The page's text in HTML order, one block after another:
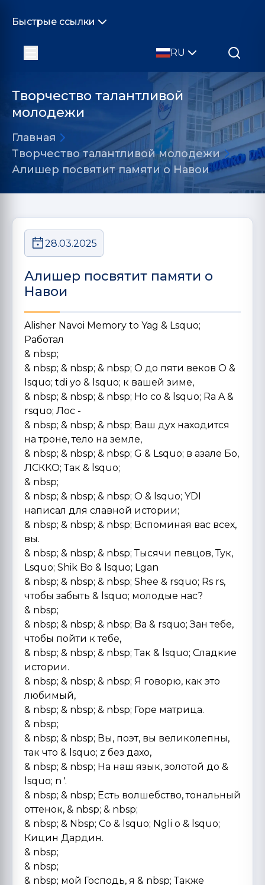
Быстрые ссылки
RU
Творчество талантливой
молодежи
Главная
Творчество талантливой молодежи
Алишер посвятит памяти о Навои
28.03.2025
Алишер посвятит памяти о
Навои
Alisher Navoi Memory to Yag & Lsquo;
Работал
& nbsp;
& nbsp; & nbsp; & nbsp; O до пяти веков O &
lsquo; tdi yo & lsquo; к вашей зиме,
& nbsp; & nbsp; & nbsp; Но co & lsquo; Ra A &
rsquo; Лос -
& nbsp; & nbsp; & nbsp; Ваш дух находится
на троне, тело на земле,
& nbsp; & nbsp; & nbsp; G & Lsquo; в азале Бо,
ЛСККО; Так & lsquo;
& nbsp;
& nbsp; & nbsp; & nbsp; O & lsquo; YDI
написал для славной истории;
& nbsp; & nbsp; & nbsp; Вспоминая вас всех,
вы.
& nbsp; & nbsp; & nbsp; Тысячи певцов, Тук,
Lsquo; Shik Bo & lsquo; Lgan
& nbsp; & nbsp; & nbsp; Shee & rsquo; Rs rs,
чтобы забыть & lsquo; молодые нас?
& nbsp;
& nbsp; & nbsp; & nbsp; Ba & rsquo; Зан тебе,
чтобы пойти к тебе,
& nbsp; & nbsp; & nbsp; Так & lsquo; Сладкие
истории.
& nbsp; & nbsp; & nbsp; Я говорю, как это
любимый,
& nbsp; & nbsp; & nbsp; Горе матрица.
& nbsp;
& nbsp; & nbsp; Вы, поэт, вы великолепны,
так что & lsquo; z без дахо,
& nbsp; & nbsp; На наш язык, золотой до &
lsquo; n '.
& nbsp; & nbsp; Есть волшебство, тональный
оттенок, & nbsp; & nbsp;
& nbsp; & Nbsp; Co & lsquo; Ngli o & lsquo;
Кицин Дардин.
& nbsp;
& nbsp;
& nbsp; мой Господь, я & nbsp; Также